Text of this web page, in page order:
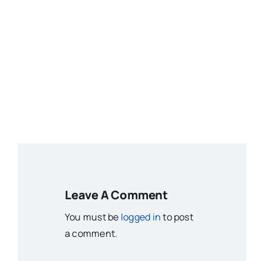
Leave A Comment
You must be logged into post
a comment.